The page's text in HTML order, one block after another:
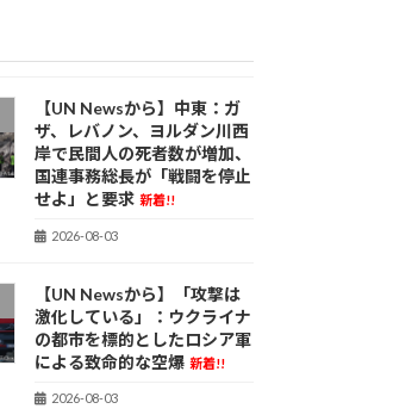
【UN Newsから】中東：ガ
ザ、レバノン、ヨルダン川西
岸で民間人の死者数が増加、
国連事務総長が「戦闘を停止
せよ」と要求 新着!!
2026-08-03
【UN Newsから】「攻撃は
激化している」：ウクライナ
の都市を標的としたロシア軍
による致命的な空爆 新着!!
2026-08-03